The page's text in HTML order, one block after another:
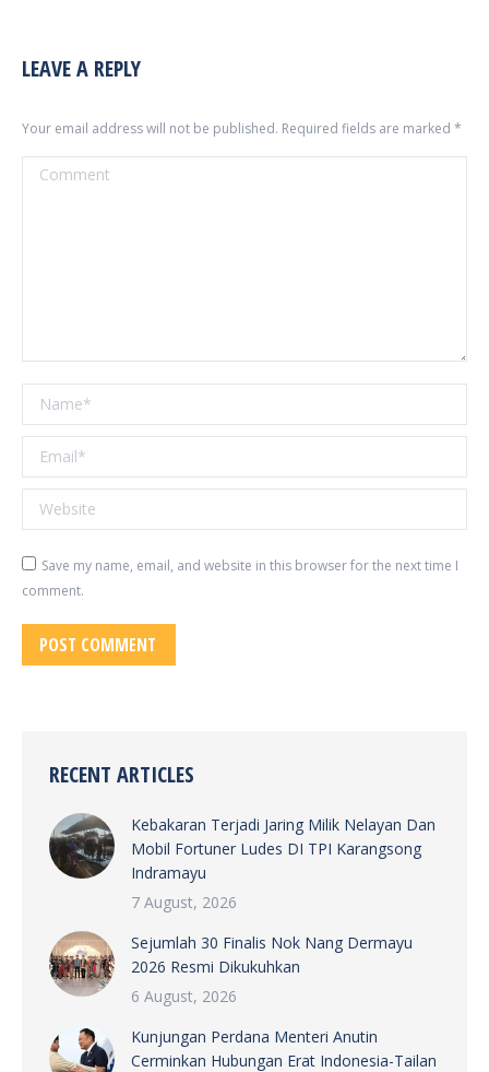
LEAVE A REPLY
Your email address will not be published. Required fields are marked *
Comment
Name *
Email *
Website
Save my name, email, and website in this browser for the next time I
comment.
POST COMMENT
RECENT ARTICLES
Kebakaran Terjadi Jaring Milik Nelayan Dan
Mobil Fortuner Ludes DI TPI Karangsong
Indramayu
7 August, 2026
Sejumlah 30 Finalis Nok Nang Dermayu
2026 Resmi Dikukuhkan
6 August, 2026
Kunjungan Perdana Menteri Anutin
Cerminkan Hubungan Erat Indonesia-Tailan